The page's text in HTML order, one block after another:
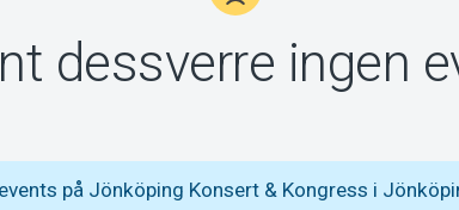
dessverre ingen
på Jönköping Konsert & Kongress i